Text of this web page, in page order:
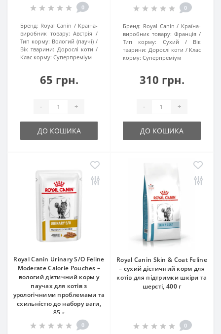
0
Бренд: Royal Canin
Країна-
виробник товару: Австрія
Тип корму: Вологий (паучі)
Вік тварини: Дорослі коти
Клас корму: Суперпреміум
65 грн.
- +
ДО КОШИКА
0
Бренд: Royal Canin
Країна-
виробник товару: Франція
Тип корму:
Сухий
Вік
тварини: Дорослі коти
Клас
корму: Суперпреміум
310 грн.
- +
ДО КОШИКА
Royal Canin Urinary S/O Feline
Moderate Calorie Pouches –
вологий дієтичний корм у
паучах для котів з
урологічними проблемами та
схильністю до набору ваги,
85 г
0
Royal Canin Skin & Coat Feline
– сухий дієтичний корм для
котів для підтримки шкіри та
шерсті, 400 г
0